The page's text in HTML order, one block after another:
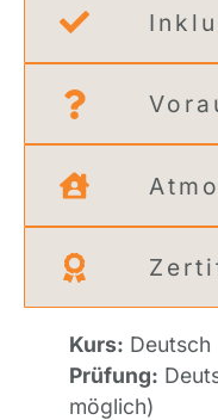
Kurs: Deutsch
Prüfung:
möglich)